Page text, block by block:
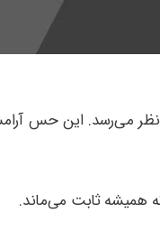
می‌رسد. این حس
همیشه ثابت می‌ماند.